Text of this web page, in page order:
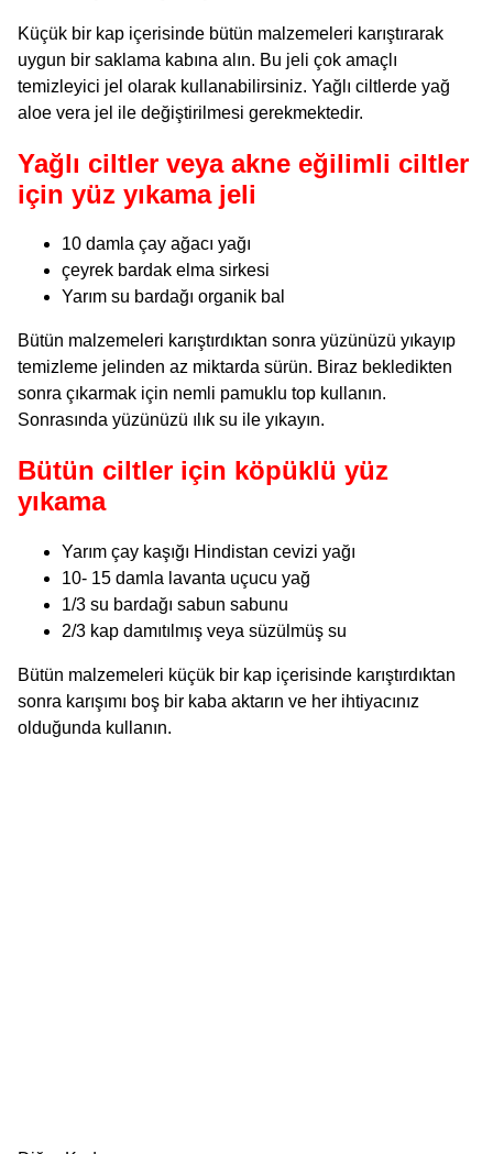
Küçük bir kap içerisinde bütün malzemeleri karıştırarak
uygun bir saklama kabına alın. Bu jeli çok amaçlı
temizleyici jel olarak kullanabilirsiniz. Yağlı ciltlerde yağ
aloe vera jel ile değiştirilmesi gerekmektedir.
Yağlı ciltler veya akne eğilimli ciltler
için yüz yıkama jeli
10 damla çay ağacı yağı
çeyrek bardak elma sirkesi
Yarım su bardağı organik bal
Bütün malzemeleri karıştırdıktan sonra yüzünüzü yıkayıp
temizleme jelinden az miktarda sürün. Biraz bekledikten
sonra çıkarmak için nemli pamuklu top kullanın.
Sonrasında yüzünüzü ılık su ile yıkayın.
Bütün ciltler için köpüklü yüz
yıkama
Yarım çay kaşığı Hindistan cevizi yağı
10- 15 damla lavanta uçucu yağ
1/3 su bardağı sabun sabunu
2/3 kap damıtılmış veya süzülmüş su
Bütün malzemeleri küçük bir kap içerisinde karıştırdıktan
sonra karışımı boş bir kaba aktarın ve her ihtiyacınız
olduğunda kullanın.